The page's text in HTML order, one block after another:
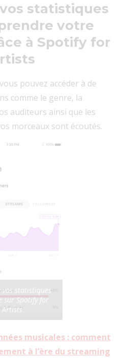
statistiques
votre
à Spotify for
pouvez accéder à de
comme le genre, la
auditeurs ainsi que les
morceaux sont écoutés.
vos statistiques
sur Spotify for
Artists
musicales : comment
à l’ère du streaming